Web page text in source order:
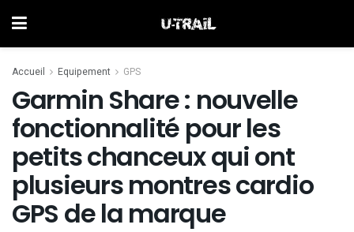
Accueil Equipement GPS
Garmin Share : nouvelle
fonctionnalité pour les
petits chanceux qui ont
plusieurs montres cardio
GPS de la marque